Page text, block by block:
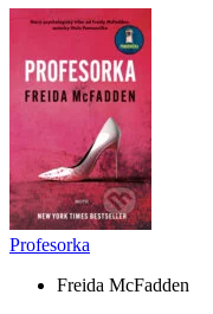
Profesorka
Freida McFadden